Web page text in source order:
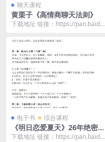
聊天课程
黄栗子《高情商聊天法则》
下载地址 链接：https://pan.baidu.
电子书 综合课程
《明日恋爱夏天》26年绝密文
档内部资料
下载地址 链接：https://pan.baidu.